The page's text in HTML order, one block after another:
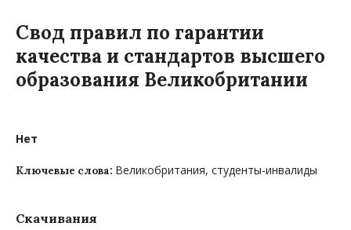
Свод правил по гарантии
качества и стандартов высшего
образования Великобритании
Нет
Ключевые слова: Великобритания, студенты-инвалиды
Скачивания